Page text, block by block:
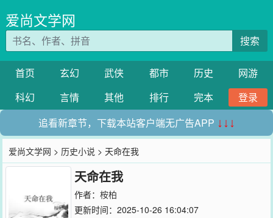
爱尚文学网
搜索
首页 玄幻 武侠 都市 历史
网游
科幻
言情 其他 排行 完本
登录
追看新章节，下载本站客户端无广告APP ↓↓↓
爱尚文学网 > 历史小说 > 天命在我
天命在我
作者： 桉柏
更新时间：2025-10-26 16:04:07